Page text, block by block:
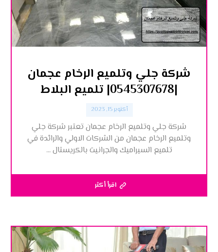
شركة جلي وتلميع الرخام عجمان
|0545307678| تلميع البلاط
أكتوبر 15, 2023
شركة جلي وتلميع الرخام عجمان تعتبر شركة جلي
وتلميع الرخام عجمان من الشركات الاولي والرائدة في
تلميع السيراميك والجرانيت بالكريستال ...
اقرأ أكثر